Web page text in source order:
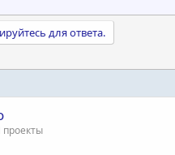
для ответа.